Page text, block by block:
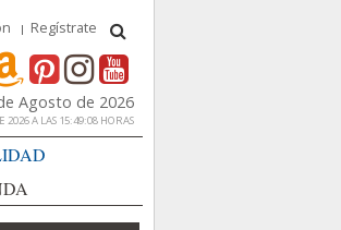
Regístrate
Agosto de 2026
2026 A LAS 15:49:08 HORAS